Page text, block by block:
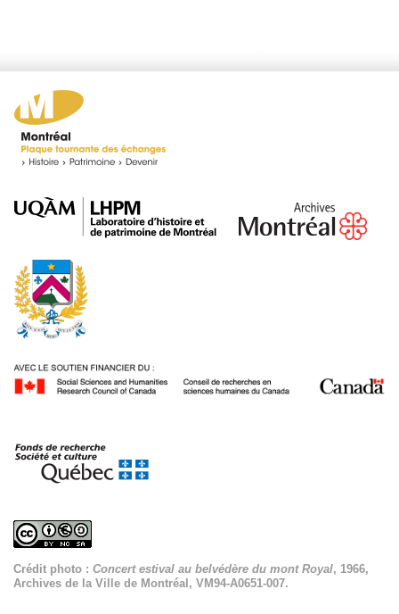
Crédit photo : Concert estival au belvédère du mont Royal, 1966,
Archives de la Ville de Montréal, VM94-A0651-007.